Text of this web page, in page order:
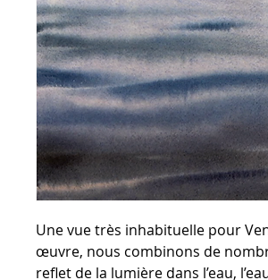
Une vue très inhabituelle pour
œuvre, nous combinons de
reflet de la lumière dans l’eau,